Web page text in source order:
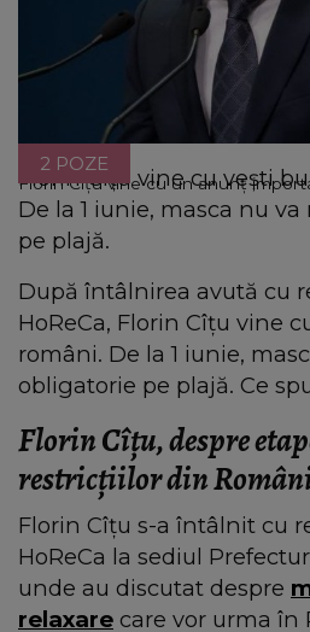
Florin Cîțu vine cu un anunț
2 POZE
Florin Cîțu vine cu vești
De la 1 iunie, masca nu
pe plajă.
După întâlnirea avută cu
HoReCa, Florin Cîțu vine
români. De la 1 iunie,
obligatorie pe plajă. Ce
Florin Cîțu, despre
restricțiilor din
Florin Cîțu s-a întâlnit cu
HoReCa la sediul
unde au discutat despre
relaxare care vor urma în